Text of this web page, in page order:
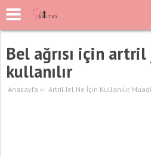
Bel ağrısı için artril
kullanılır
Anasayfa ›› Artril Jel Ne İçin Kullanılır,